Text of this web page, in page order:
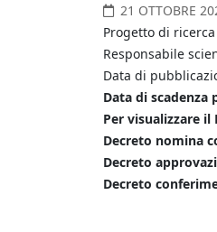
21 OTTOBRE
Progetto di
Responsabile
Data di
Data di scadenza
Per visualizzare il
Decreto nomina
Decreto
Decreto